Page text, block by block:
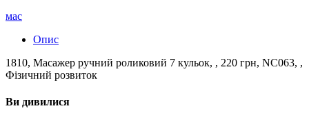
мас
Опис
1810, Масажер ручний роликовий 7 кульок, , 220 грн, NC063, ,
Фізичний розвиток
Ви дивилися